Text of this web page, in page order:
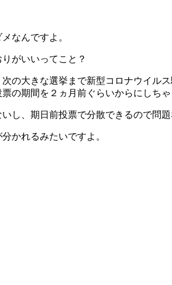
なんですよ。
がいいってこと？
の大きな選挙まで新型コロナウイル
の期間を２ヵ月前ぐらいからにしちゃ
し、期日前投票で分散できるので問
かれるみたいですよ。